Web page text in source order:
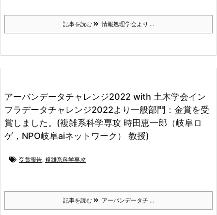
記事を読む 情報処理学会より ...
アーバンデータチャレンジ2022 with 土木学会イン
フラデータチャレンジ2022より一般部門：金賞を受
賞しました。(複雑系科学専攻 時田恵一郎（岐阜ロ
ゲ，NPO岐阜aiネットワーク） 教授)
受賞報告, 複雑系科学専攻
記事を読む アーバンデータチ ...